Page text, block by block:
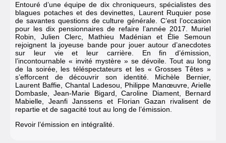
Entouré d’une équipe de dix chroniqueurs, spécialistes des
blagues potaches et des devinettes, Laurent Ruquier pose
de savantes questions de culture générale. C’est l’occasion
pour les dix pensionnaires de refaire l’année 2017. Muriel
Robin, Julien Clerc, Mathieu Madénian et Élie Semoun
rejoignent la joyeuse bande pour jouer autour d’anecdotes
sur leur vie et leur carrière. En fin d’émission,
l’incontournable « invité mystère » se dévoile. Tout au long
de la soirée, les téléspectateurs et les « Grosses Têtes »
s’efforcent de découvrir son identité. Michèle Bernier,
Laurent Baffie, Chantal Ladesou, Philippe Manœuvre, Arielle
Dombasle, Jean-Marie Bigard, Caroline Diament, Bernard
Mabielle, Jeanfi Janssens et Florian Gazan rivalisent de
repartie et de sagacité tout au long de l’émission.
Revoir l’émission en intégralité.